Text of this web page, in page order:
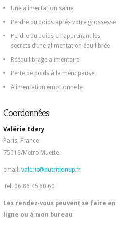
Une alimentation saine
Perdre du poids après votre grossesse
Perdre du poids en apprenant les
secrets d’une alimentation équilibrée
Rééquilibrage alimentaire
Perte de poids à la ménopause
Alimentation émotionnelle
Coordonnées
Valérie Edery
Paris, France
75016/Metro Muette .
email: valerie@nutritionup.fr
Tel: 06 86 45 60 60
Les rendez-vous peuvent se faire en
ligne ou à mon bureau